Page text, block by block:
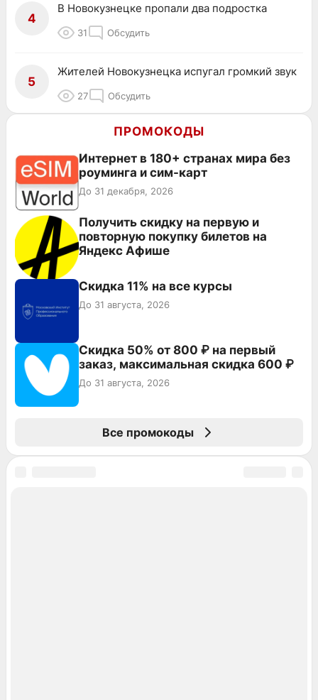
4
В Новокузнецке пропали два подростка
31 Обсудить
5
Жителей Новокузнецка испугал громкий звук
27 Обсудить
ПРОМОКОДЫ
Интернет в 180+ странах мира без
роуминга и сим-карт
До 31 декабря, 2026
Получить скидку на первую и
повторную покупку билетов на
Яндекс Афише
Скидка 11% на все курсы
До 31 августа, 2026
Скидка 50% от 800 ₽ на первый
заказ, максимальная скидка 600 ₽
До 31 августа, 2026
Все промокоды